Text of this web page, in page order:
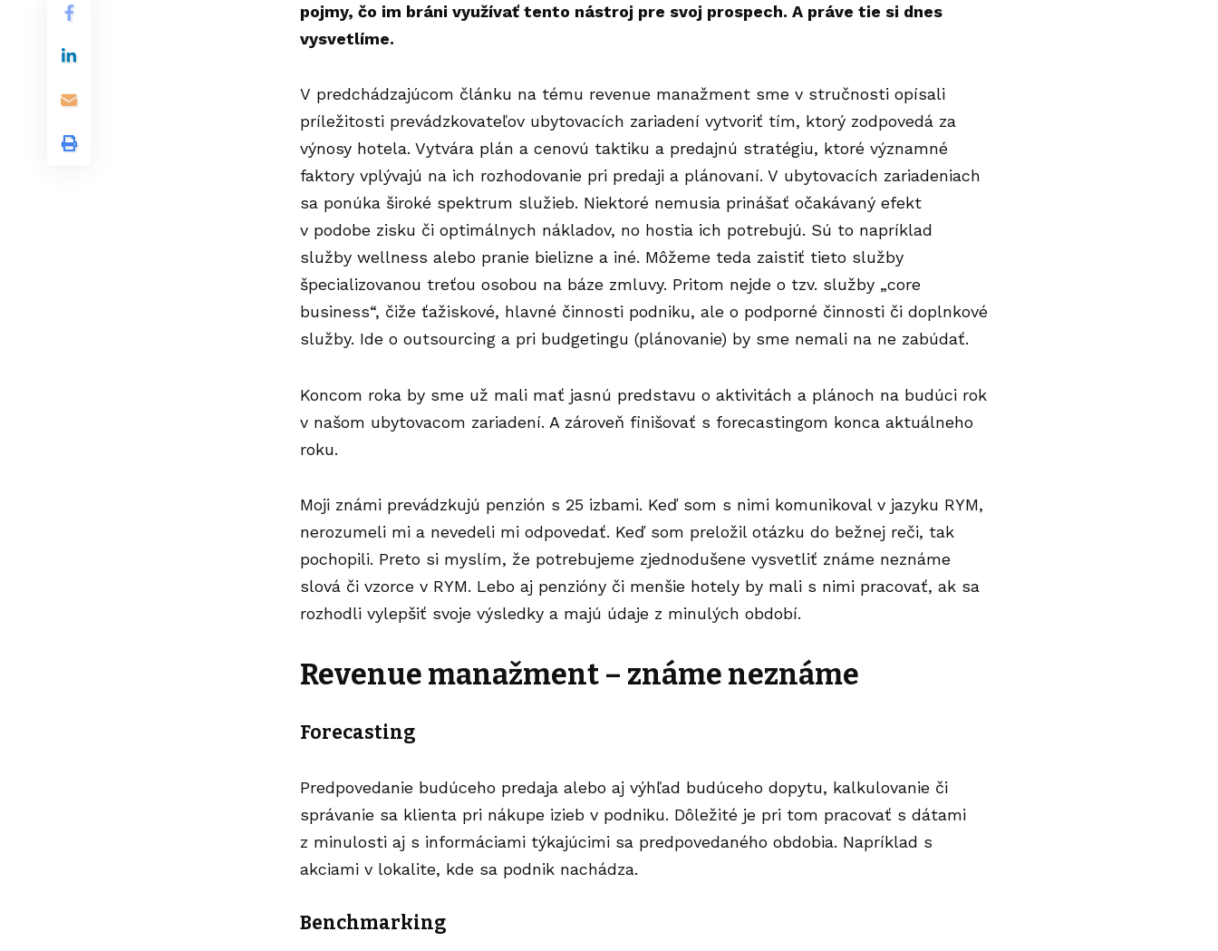
pojmy, čo im bráni využívať tento nástroj pre svoj prospech. A práve tie si dnes
vysvetlíme.
V predchádzajúcom článku na tému revenue manažment sme v stručnosti opísali
príležitosti prevádzkovateľov ubytovacích zariadení vytvoriť tím, ktorý zodpovedá za
výnosy hotela. Vytvára plán a cenovú taktiku a predajnú stratégiu, ktoré významné
faktory vplývajú na ich rozhodovanie pri predaji a plánovaní. V ubytovacích zariadeniach
sa ponúka široké spektrum služieb. Niektoré nemusia prinášať očakávaný efekt
v podobe zisku či optimálnych nákladov, no hostia ich potrebujú. Sú to napríklad
služby wellness alebo pranie bielizne a iné. Môžeme teda zaistiť tieto služby
špecializovanou treťou osobou na báze zmluvy. Pritom nejde o tzv. služby „core
business“, čiže ťažiskové, hlavné činnosti podniku, ale o podporné činnosti či doplnkové
služby. Ide o outsourcing a pri budgetingu (plánovanie) by sme nemali na ne zabúdať.
Koncom roka by sme už mali mať jasnú predstavu o aktivitách a plánoch na budúci rok
v našom ubytovacom zariadení. A zároveň finišovať s forecastingom konca aktuálneho
roku.
Moji známi prevádzkujú penzión s 25 izbami. Keď som s nimi komunikoval v jazyku RYM,
nerozumeli mi a nevedeli mi odpovedať. Keď som preložil otázku do bežnej reči, tak
pochopili. Preto si myslím, že potrebujeme zjednodušene vysvetliť známe neznáme
slová či vzorce v RYM. Lebo aj penzióny či menšie hotely by mali s nimi pracovať, ak sa
rozhodli vylepšiť svoje výsledky a majú údaje z minulých období.
Revenue manažment – známe neznáme
Forecasting
Predpovedanie budúceho predaja alebo aj výhľad budúceho dopytu, kalkulovanie či
správanie sa klienta pri nákupe izieb v podniku. Dôležité je pri tom pracovať s dátami
z minulosti aj s informáciami týkajúcimi sa predpovedaného obdobia. Napríklad s
akciami v lokalite, kde sa podnik nachádza.
Benchmarking